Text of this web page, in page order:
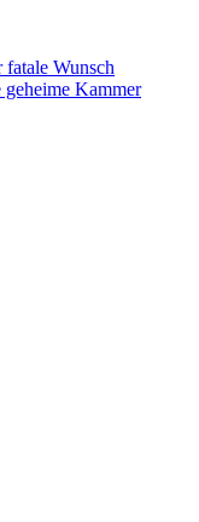
fatale Wunsch
Kammer